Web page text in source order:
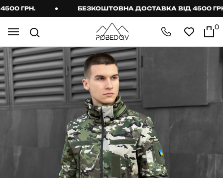
ГРН. БЕЗКОШТОВНА ДОСТАВКА ВІД 4500 ГРН.
0